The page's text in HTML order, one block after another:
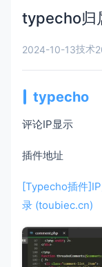
typecho归
2024-10-13技术
typecho
评论IP显示
插件地址
[Typecho插件
录 (toubiec.cn)